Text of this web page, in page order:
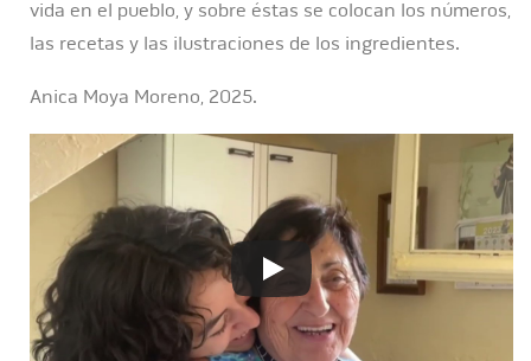
vida en el pueblo, y sobre éstas se colocan los números,
las recetas y las ilustraciones de los ingredientes.
Anica Moya Moreno, 2025.